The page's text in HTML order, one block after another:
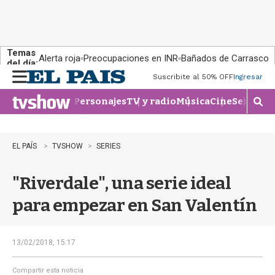
Temas
del día:Alerta roja Preocupaciones en INR Bañados de Carrasco
n
u
Suscribite al 50% OFFIngresar
PersonajesTV y radioMúsicaCineSeries
M
o
e
EL PAÍS TVSHOW SERIES
"Riverdale", una serie ideal
para empezar en San Valentín
13/02/2018, 15:17
Compartir esta noticia